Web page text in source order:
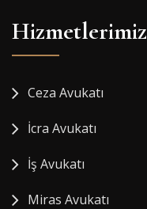
Hizmetlerimiz
Ceza Avukatı
İcra Avukatı
İş Avukatı
Miras Avukatı